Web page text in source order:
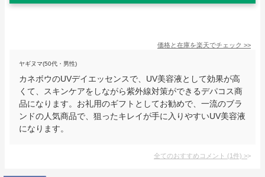
価格と在庫を楽天でチェック >>
ヤギヌマ(50代・男性)
カネボウのUVデイエッセンスで、UV美容液として効果が高
くて、スキンケアをしながら紫外線対策ができるデパコス商
品になります。お礼用のギフトとしてお勧めで、一流のブラ
ンドの人気商品で、狙ったキレイが手に入りやすいUV美容液
になります。
全てのおすすめコメント (1件) >